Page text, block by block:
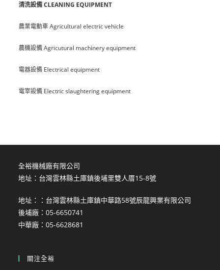
清洗設備 CLEANING EQUIPMENT
農業電動車 Agricultural electric vehicle
農機設備 Agricutural machinery equipment
電器設備 Electrical equipment
電宰設備 Electric slaughtering equipment
全裕機械廠有限公司
地址：台灣雲林縣土庫鎮後埔里雙人厝15-8號
地址：：台灣雲林縣土庫鎮中華路58號辰龍興業有限公司
後埔廠：05-6650741
中華廠：05-6628681
關注全裕